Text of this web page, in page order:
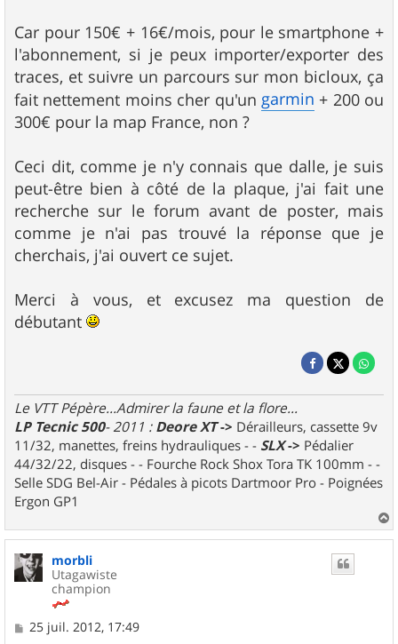
Car pour 150€ + 16€/mois, pour le smartphone +
l'abonnement, si je peux importer/exporter des
traces, et suivre un parcours sur mon bicloux, ça
fait nettement moins cher qu'un garmin + 200 ou
300€ pour la map France, non ?
Ceci dit, comme je n'y connais que dalle, je suis
peut-être bien à côté de la plaque, j'ai fait une
recherche sur le forum avant de poster, mais
comme je n'ai pas trouvé la réponse que je
cherchais, j'ai ouvert ce sujet.
Merci à vous, et excusez ma question de
débutant
Le VTT Pépère...Admirer la faune et la flore...
LP Tecnic 500- 2011 : Deore XT-> Dérailleurs, cassette 9v
11/32, manettes, freins hydrauliques - - SLX-> Pédalier
44/32/22, disques - - Fourche Rock Shox Tora TK 100mm - -
Selle SDG Bel-Air - Pédales à picots Dartmoor Pro - Poignées
Ergon GP1
a
u
morbli
Utagawiste
champion
M
25 juil. 2012, 17:49